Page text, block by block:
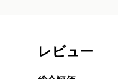
レビュー